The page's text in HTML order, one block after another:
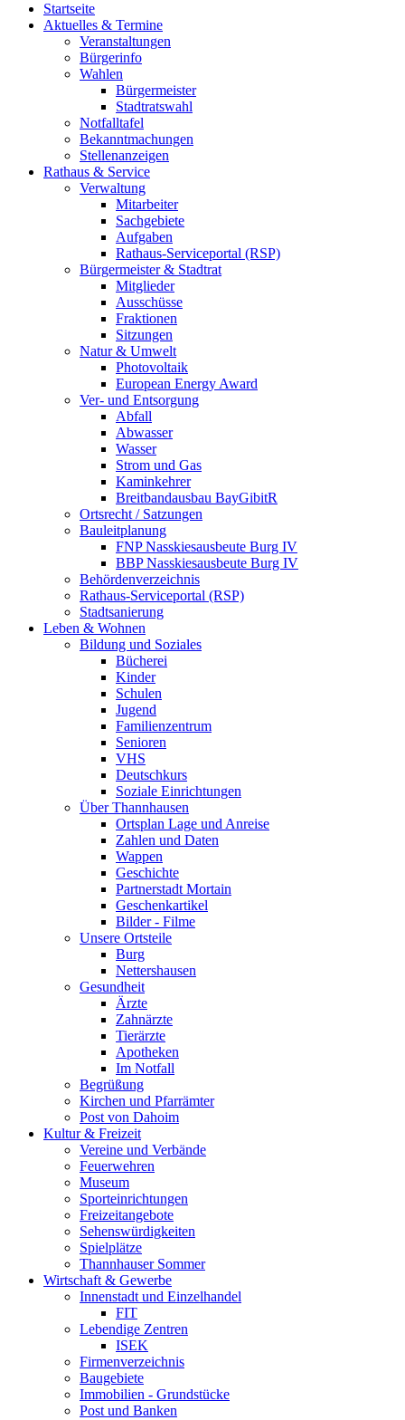
Startseite
Aktuelles & Termine
Veranstaltungen
Bürgerinfo
Wahlen
Bürgermeister
Stadtratswahl
Notfalltafel
Bekanntmachungen
Stellenanzeigen
Rathaus & Service
Verwaltung
Mitarbeiter
Sachgebiete
Aufgaben
Rathaus-Serviceportal (RSP)
Bürgermeister & Stadtrat
Mitglieder
Ausschüsse
Fraktionen
Sitzungen
Natur & Umwelt
Photovoltaik
European Energy Award
Ver- und Entsorgung
Abfall
Abwasser
Wasser
Strom und Gas
Kaminkehrer
Breitbandausbau BayGibitR
Ortsrecht / Satzungen
Bauleitplanung
FNP Nasskiesausbeute Burg IV
BBP Nasskiesausbeute Burg IV
Behördenverzeichnis
Rathaus-Serviceportal (RSP)
Stadtsanierung
Leben & Wohnen
Bildung und Soziales
Bücherei
Kinder
Schulen
Jugend
Familienzentrum
Senioren
VHS
Deutschkurs
Soziale Einrichtungen
Über Thannhausen
Ortsplan Lage und Anreise
Zahlen und Daten
Wappen
Geschichte
Partnerstadt Mortain
Geschenkartikel
Bilder - Filme
Unsere Ortsteile
Burg
Nettershausen
Gesundheit
Ärzte
Zahnärzte
Tierärzte
Apotheken
Im Notfall
Begrüßung
Kirchen und Pfarrämter
Post von Dahoim
Kultur & Freizeit
Vereine und Verbände
Feuerwehren
Museum
Sporteinrichtungen
Freizeitangebote
Sehenswürdigkeiten
Spielplätze
Thannhauser Sommer
Wirtschaft & Gewerbe
Innenstadt und Einzelhandel
FIT
Lebendige Zentren
ISEK
Firmenverzeichnis
Baugebiete
Immobilien - Grundstücke
Post und Banken